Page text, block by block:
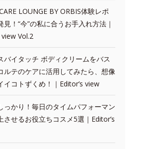
LOUNGE BY ORBIS体験レポ
見！“今”の私に合うお手入れ方法｜
view Vol.2
バイタッチ ボディクリームをバス
ルテのケアに活用してみたら、想像
イコトずくめ！｜Editor’s view
っかり！毎日のタイムパフォーマン
させるお役立ちコスメ5選｜Editor’s